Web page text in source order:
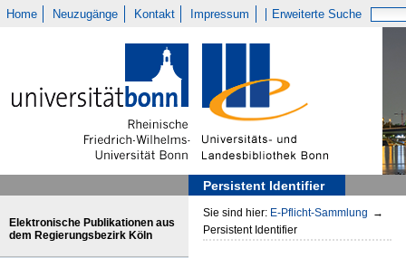
Home Neuzugänge Kontakt Impressum Erweiterte Suche
Persistent Identifier
Elektronische Publikationen aus
dem Regierungsbezirk Köln
Sie sind hier: E-Pflicht-Sammlung →
Persistent Identifier